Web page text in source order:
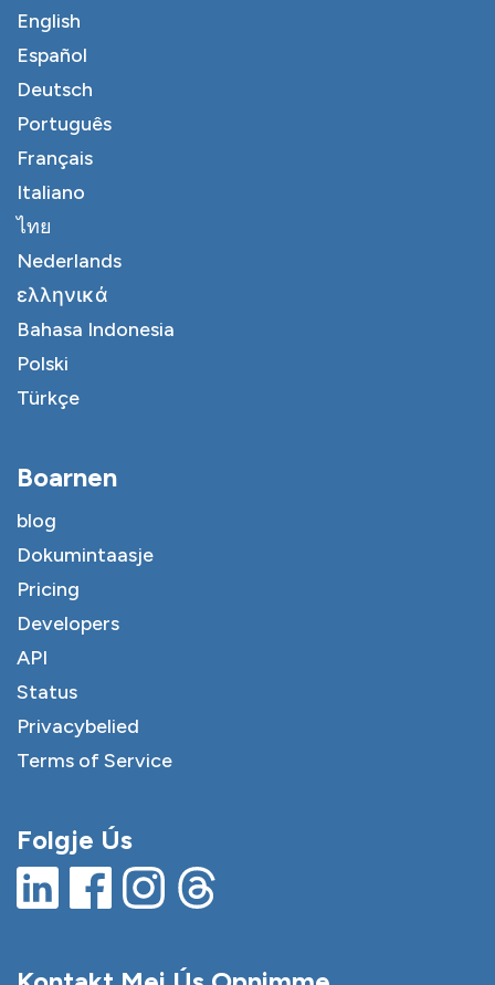
English
Español
Deutsch
Português
Français
Italiano
ไทย
Nederlands
ελληνικά
Bahasa Indonesia
Polski
Türkçe
Boarnen
blog
Dokumintaasje
Pricing
Developers
API
Status
Privacybelied
Terms of Service
Folgje Ús